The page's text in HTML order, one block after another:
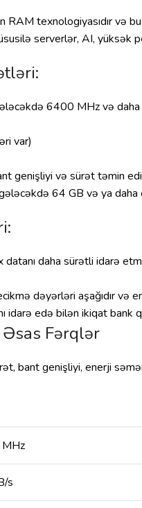
texnologiyasıdır və
serverlər, AI,
6400 MHz və
var)
genişliyi və sürət təmin
64 GB və ya
daha sürətli idarə
dəyərləri aşağıdır və
idarə edə bilən ikiqat bank
Əsas Fərqlər
bant genişliyi, enerji
s